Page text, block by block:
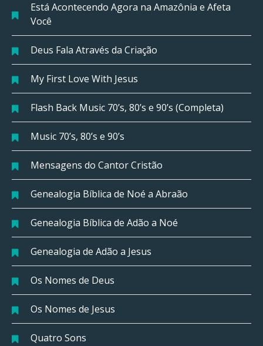
Está Acontecendo Agora na Amazônia e Afeta
Você
Deus Fala Através da Criação
My First Love With Jesus
Flash Back Music 70’s, 80’s e 90’s (Completa)
Music 70’s, 80’s e 90’s
Mensagens do Cantor Cristão
Genealogia Bíblica de Noé a Abraão
Genealogia Bíblica de Adão a Noé
Genealogia de Adão a Jesus
Os Nomes de Deus
Os Nomes de Jesus
Quatro Sons